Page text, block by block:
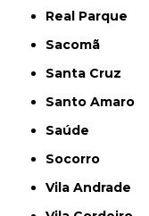
Real Parque
Sacomã
Santa Cruz
Santo Amaro
Saúde
Socorro
Vila Andrade